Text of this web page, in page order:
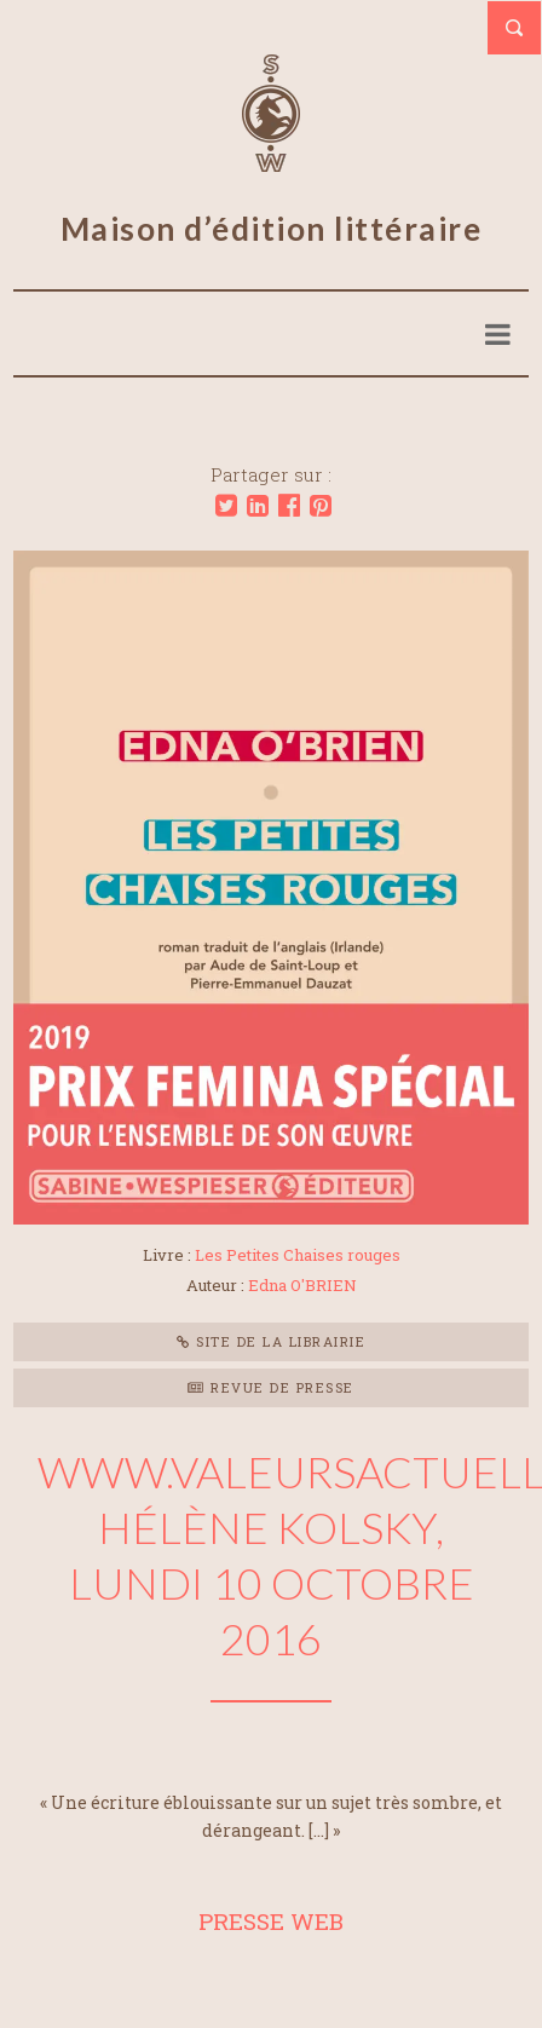
Maison d’édition littéraire
Partager sur :
Livre : Les Petites Chaises rouges
Auteur : Edna O'BRIEN
SITE DE LA LIBRAIRIE
REVUE DE PRESSE
HÉLÈNE KOLSKY,
LUNDI 10 OCTOBRE
2016
« Une écriture éblouissante sur un sujet très sombre, et
dérangeant. […] »
PRESSE WEB